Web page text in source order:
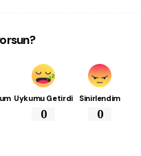
Uykumu Getirdi
0
Sinirlendim
0